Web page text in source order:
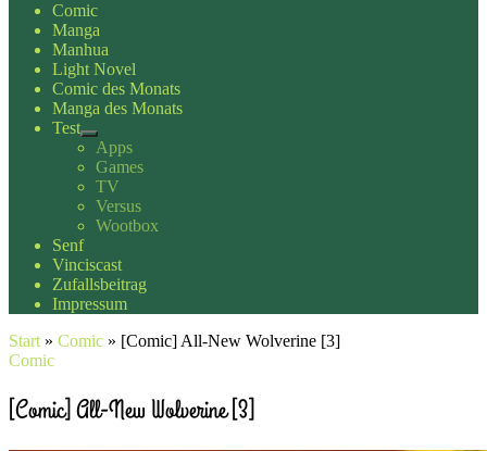
Comic
Manga
Manhua
Light Novel
Comic des Monats
Manga des Monats
Test
Apps
Games
TV
Versus
Wootbox
Senf
Vinciscast
Zufallsbeitrag
Impressum
Start » Comic » [Comic] All-New Wolverine [3]
Comic
[Comic] All-New Wolverine [3]